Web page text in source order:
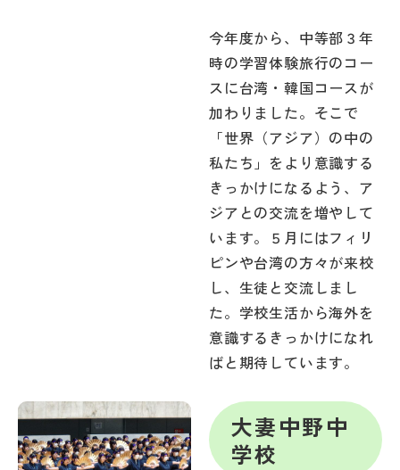
今年度から、中等部３年
時の学習体験旅行のコー
スに台湾・韓国コースが
加わりました。そこで
「世界（アジア）の中の
私たち」をより意識する
きっかけになるよう、ア
ジアとの交流を増やして
います。５月にはフィリ
ピンや台湾の方々が来校
し、生徒と交流しまし
た。学校生活から海外を
意識するきっかけになれ
ばと期待しています。
大妻中野中
学校